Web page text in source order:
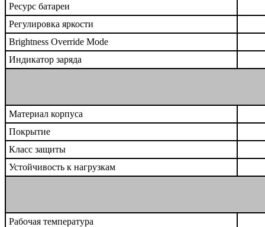
Ресурс батареи
Регулировка яркости
Brightness Override Mode
Индикатор заряда
Материал корпуса
Покрытие
Класс защиты
Устойчивость к нагрузкам
Рабочая температура